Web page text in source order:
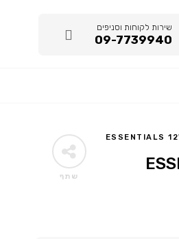
שירות לקוחות וסניפים
09-7739940
שתף